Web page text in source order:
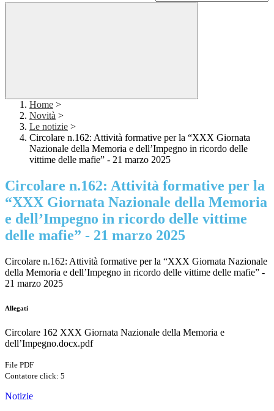
Home >
Novità >
Le notizie >
Circolare n.162: Attività formative per la “XXX Giornata
Nazionale della Memoria e dell’Impegno in ricordo delle
vittime delle mafie” - 21 marzo 2025
Circolare n.162: Attività formative per la
“XXX Giornata Nazionale della Memoria
e dell’Impegno in ricordo delle vittime
delle mafie” - 21 marzo 2025
Circolare n.162: Attività formative per la “XXX Giornata Nazionale
della Memoria e dell’Impegno in ricordo delle vittime delle mafie” -
21 marzo 2025
Allegati
Circolare 162 XXX Giornata Nazionale della Memoria e
dell’Impegno.docx.pdf
File PDF
Contatore click: 5
Notizie